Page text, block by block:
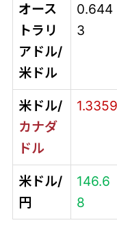
オース
トラリ
アドル/
米ドル
0.644
3
米ドル/
カナダ
ドル
1.3359
米ドル/
円
146.6
8